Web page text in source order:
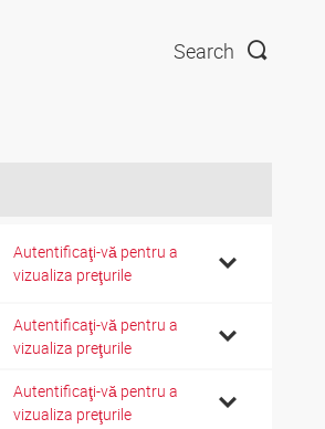
Search
Autentificaţi-vă pentru a
vizualiza preţurile
Autentificaţi-vă pentru a
vizualiza preţurile
Autentificaţi-vă pentru a
vizualiza preţurile